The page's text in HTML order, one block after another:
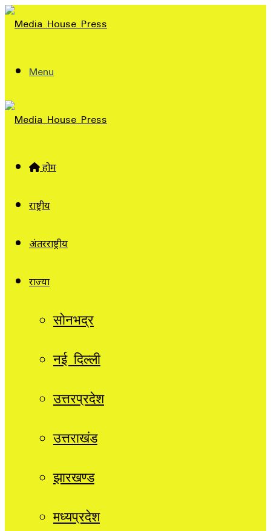
Menu
होम
राष्ट्रीय
अंतरराष्ट्रीय
राज्यों
सोनभद्र
नई दिल्ली
उत्तरप्रदेश
उत्तराखंड
झारखण्ड
मध्यप्रदेश